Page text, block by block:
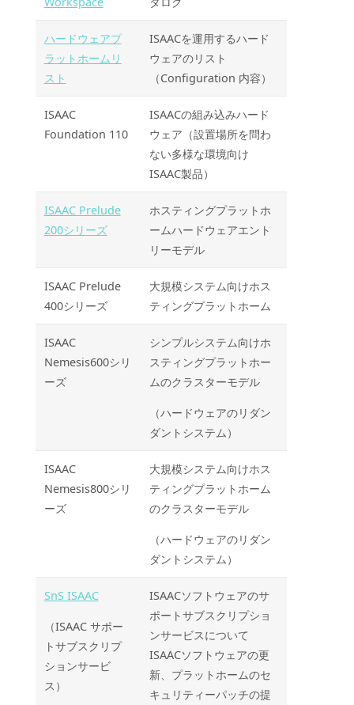
ハードウェアプ
ラットホームリ
スト
ISAACを運用するハード
ウェアのリスト
（Configuration 内容）
ISAAC
Foundation 110
ISAACの組み込みハード
ウェア（設置場所を問わ
ない多様な環境向け
ISAAC製品）
ISAAC Prelude
200シリーズ
ホスティングプラットホ
ームハードウェアエント
リーモデル
ISAAC Prelude
400シリーズ
大規模システム向けホス
ティングプラットホーム
ISAAC
Nemesis600シリ
ーズ
シンプルシステム向けホ
スティングプラットホー
ムのクラスターモデル
（ハードウェアのリダン
ダントシステム）
ISAAC
Nemesis800シリ
ーズ
大規模システム向けホス
ティングプラットホーム
のクラスターモデル
（ハードウェアのリダン
ダントシステム）
SnS ISAAC
（ISAAC サポー
トサブスクリプ
ションサービ
ス）
ISAACソフトウェアのサ
ポートサブスクリプショ
ンサービスについて
ISAACソフトウェアの更
新、プラットホームのセ
キュリティーパッチの提